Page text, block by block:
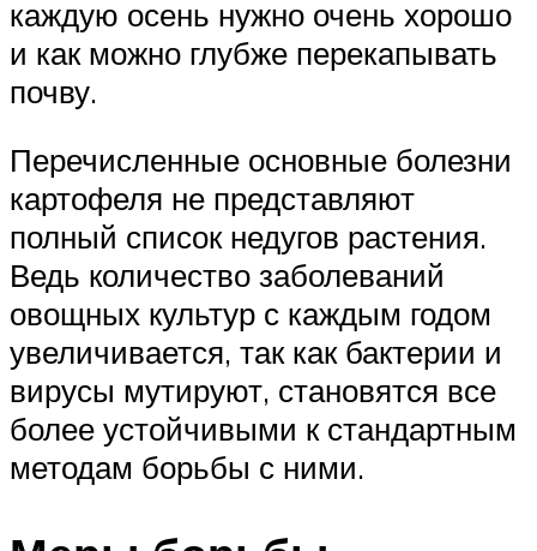
каждую осень нужно очень хорошо
и как можно глубже перекапывать
почву.
Перечисленные основные болезни
картофеля не представляют
полный список недугов растения.
Ведь количество заболеваний
овощных культур с каждым годом
увеличивается, так как бактерии и
вирусы мутируют, становятся все
более устойчивыми к стандартным
методам борьбы с ними.